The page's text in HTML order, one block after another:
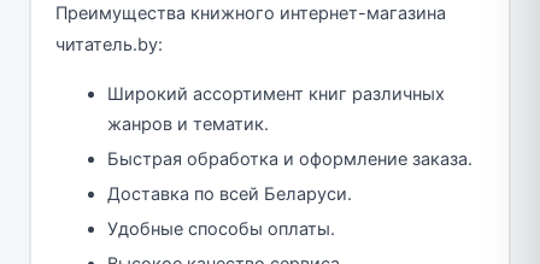
Преимущества книжного интернет-магазина
читатель.by:
Широкий ассортимент книг различных
жанров и тематик.
Быстрая обработка и оформление заказа.
Доставка по всей Беларуси.
Удобные способы оплаты.